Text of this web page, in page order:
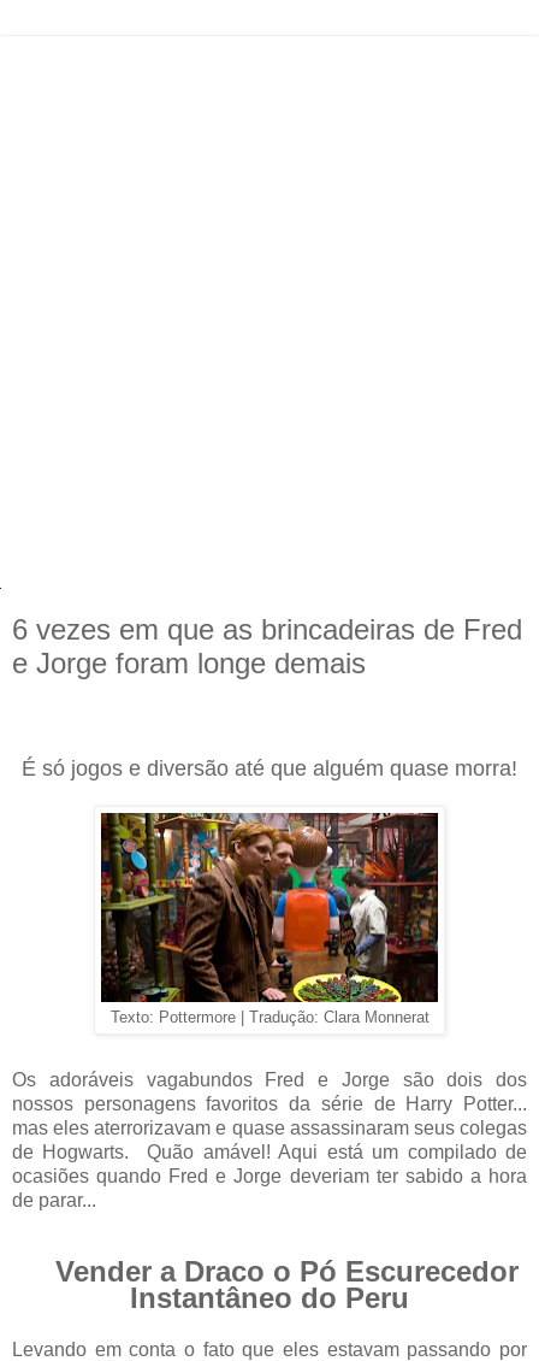
6 vezes em que as brincadeiras de Fred
e Jorge foram longe demais
É só jogos e diversão até que alguém quase morra!
Texto: Pottermore | Tradução: Clara Monnerat
Os adoráveis vagabundos Fred e Jorge são dois dos
nossos personagens favoritos da série de Harry Potter...
mas eles aterrorizavam e quase assassinaram seus colegas
de Hogwarts. Quão amável! Aqui está um compilado de
ocasiões quando Fred e Jorge deveriam ter sabido a hora
de parar...
Vender a Draco o Pó Escurecedor
Instantâneo do Peru
Levando em conta o fato que eles estavam passando por